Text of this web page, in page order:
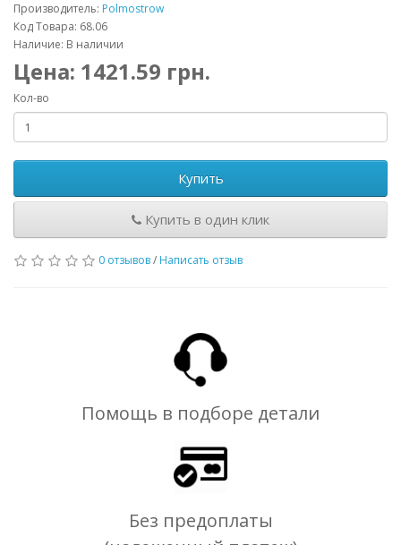
Производитель: Polmostrow
Код Товара: 68.06
Наличие: В наличии
Цена: 1421.59 грн.
Кол-во
Купить
Купить в один клик
0 отзывов/ Написать отзыв
Помощь в подборе детали
Без предоплаты